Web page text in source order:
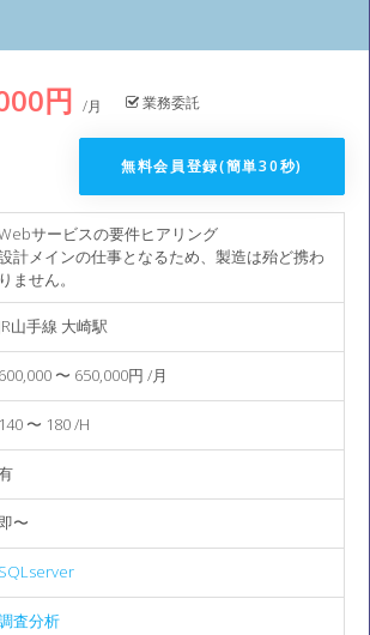
円 /月 業務委託
無料会員登録(簡単30秒)
サービスの要件ヒアリング
計メインの仕事となるため、製造は殆ど携わ
りません。
JR山手線 大崎駅
600,000 〜 650,000円 /月
140 〜 180 /H
〜
SQLserver
査分析